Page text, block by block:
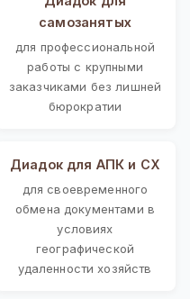
самозанятых
для профессиональной
работы с крупными
заказчиками без лишней
бюрократии
Диадок для АПК и СХ
для своевременного
обмена документами в
условиях
географической
удаленности хозяйств